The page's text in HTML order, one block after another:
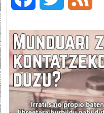
c
e
b
i
t
t
e
d